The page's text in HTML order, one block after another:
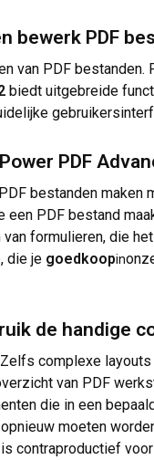
bewerk PDF
van PDF bestanden.
biedt uitgebreide
PDF
bestanden
PDF bestand
formulieren, die
die je goedkoopin
de handige
complexe
van PDF
die in een
moeten
contraproductief